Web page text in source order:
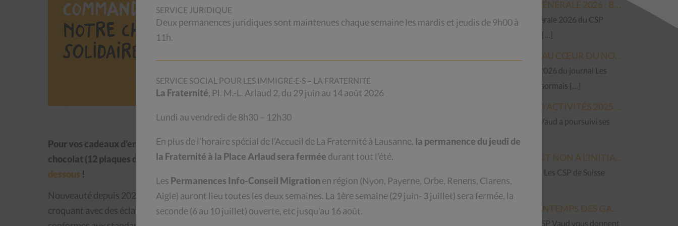
Pour vos cadeaux d’entreprise ou personnels, vous pouvez acheter un ou plusieurs cartons de
chocolat (12 plaques dans 1 carton) directement sur ce site. Voir lebulletin de commande ci-
dessous !
Nouveauté depuis 2025, nos plaques sont faites d’un délicieux chocolat noir (55%) fondant et
croquant avec des éclats de caramel et de sel de mer et sont 100% bio. Tous les ingrédients sont
ASSEMBLÉE GÉNÉRALE 2026 : BILAN D’UNE ANNÉE 2025 RICHE EN AVANCÉES
L’Assemblée générale 2026 du CSP
Vaud s’est tenue […]
LES GALETAS, AU CŒUR DU NOUVEAU NUMÉRO DES NOUVELLES !
L’édition de juin 2026 du journal Les
Nouvelles est désormais […]
LE RAPPORT D’ACTIVITÉS 2025 EST DISPONIBLE
En 2025, le CSP Vaud a poursuivi ses
activités de […]
LES CSP DISENT NON À L’INITIATIVE « PAS DE SUISSE À 10 MILLIONS ! »
Le 13 mai 2026 – Les CSP de Suisse
romande […]
VENTE DE PRINTEMPS DES GALETAS DU CSP VAUD : FAITES DE BELLES TROUVAILLES À PETITS PRIX !
Les Galetas du CSP Vaud vous donnent
SERVICE JURIDIQUE
Deux permanences juridiques sont maintenues chaque semaine les mardis et jeudis de 9h00 à
11h.
SERVICE SOCIAL POUR LES IMMIGRÉ·E·S – LA FRATERNITÉ
La Fraternité, Pl. M.-L. Arlaud 2, du 29 juin au 14 août 2026
Lundi au vendredi de 8h30 – 12h30
En plus de l’horaire spécial de l’Accueil de La Fraternité à Lausanne, la permanence du jeudi de
la Fraternité à la Place Arlaud sera fermée durant tout l’été.
Les Permanences Info-Conseil Migration en région (Nyon, Payerne, Orbe, Renens, Clarens,
Aigle) auront lieu toutes les deux semaines. La 1ère semaine (29 juin- 3 juillet) serafermée, la
seconde (6 au 10 juillet) ouverte, etc jusqu’au 16 août.